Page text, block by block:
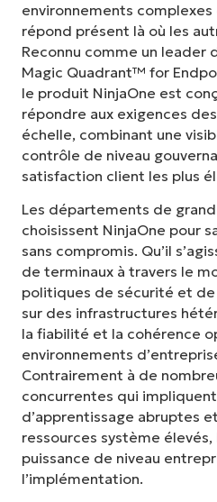
environnements
répond présent là où les
Reconnu comme un leader
Magic Quadrant™ for
le produit NinjaOne est
répondre aux exigences
échelle, combinant une
contrôle de niveau
satisfaction client les plus
Les départements de
choisissent NinjaOne pour
sans compromis. Qu’il
de terminaux à travers le
politiques de sécurité et
sur des infrastructures
la fiabilité et la cohérence
environnements
Contrairement à de
concurrentes qui
d’apprentissage abruptes
ressources système
puissance de niveau
l’implémentation.